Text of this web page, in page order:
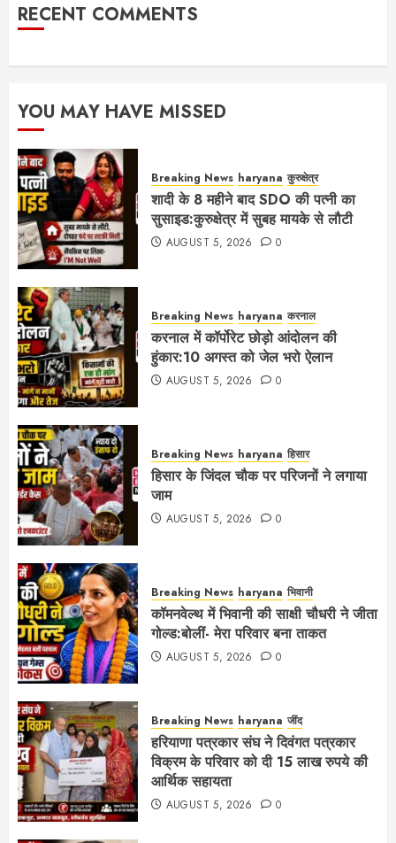
RECENT COMMENTS
YOU MAY HAVE MISSED
Breaking News haryana कुरुक्षेत्र
शादी के 8 महीने बाद SDO की पत्नी का
सुसाइड:कुरुक्षेत्र में सुबह मायके से लौटी
AUGUST 5, 2026 0
Breaking News haryana करनाल
करनाल में कॉर्पोरेट छोड़ो आंदोलन की
हुंकार:10 अगस्त को जेल भरो ऐलान
AUGUST 5, 2026 0
Breaking News haryana हिसार
हिसार के जिंदल चौक पर परिजनों ने लगाया
जाम
AUGUST 5, 2026 0
Breaking News haryana भिवानी
कॉमनवेल्थ में भिवानी की साक्षी चौधरी ने जीता
गोल्ड:बोलीं- मेरा परिवार बना ताकत
AUGUST 5, 2026 0
Breaking News haryana जींद
हरियाणा पत्रकार संघ ने दिवंगत पत्रकार
विक्रम के परिवार को दी 15 लाख रुपये की
आर्थिक सहायता
AUGUST 5, 2026 0